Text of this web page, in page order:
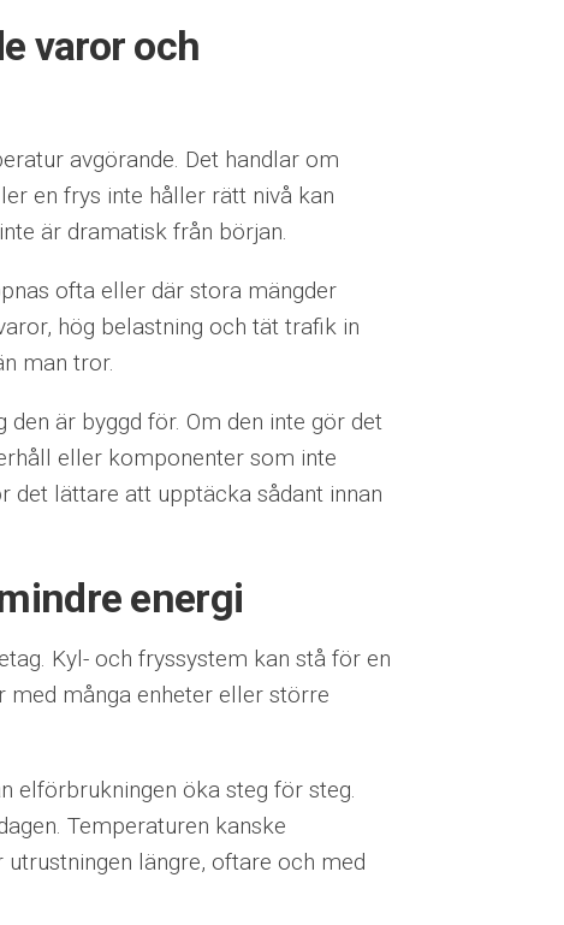
varor och
avgörande. Det handlar om
en frys inte håller rätt nivå kan
är dramatisk från början.
ofta eller där stora mängder
hög belastning och tät trafik in
man tror.
den är byggd för. Om den inte gör det
eller komponenter som inte
det lättare att upptäcka sådant innan
energi
Kyl- och fryssystem kan stå för en
med många enheter eller större
elförbrukningen öka steg för steg.
Temperaturen kanske
längre, oftare och med